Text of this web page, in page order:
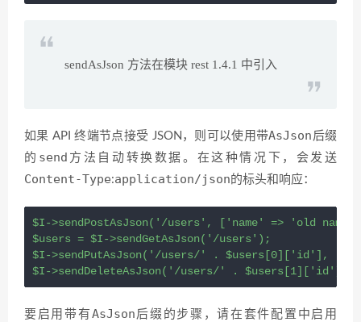
sendAsJson 方法在模块 rest 1.4.1 中引入
如果 API 终端节点接受 JSON，则可以使用带AsJson 后缀
的 send 方法自动转换数据。在这种情况下，会发送
Content-Type:application/json 的标头和响应：
$I->sendPostAsJson('/users', ['name' => 'old
$users = $I->sendGetAsJson('/users');
$I->sendPutAsJson('/users/' . $users[0]['id'],
$I->sendDeleteAsJson('/users/' . $users[1]['id']);
要启用带有 AsJson 后缀的步骤，请在套件配置中启用